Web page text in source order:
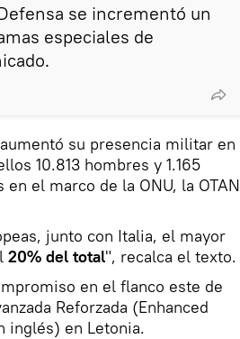
se incrementó un
especiales de
su presencia militar en
10.813 hombres y 1.165
el marco de la ONU, la OTAN
junto con Italia, el mayor
20% del total", recalca el texto.
en el flanco este de
Reforzada (Enhanced
inglés) en Letonia.